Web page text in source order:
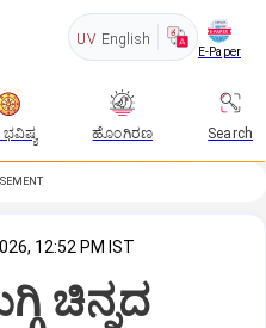
UV English
E-Paper
ಹೊಂಗಿರಣ Search
12:52 PM IST
ಚಿನ್ನದ